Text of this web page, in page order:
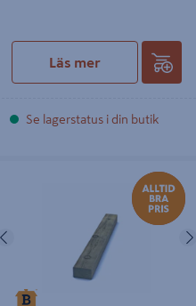
Läs mer
Se lagerstatus i din butik
Nästa
REGEL 45X70X5400 NTR/AB C14